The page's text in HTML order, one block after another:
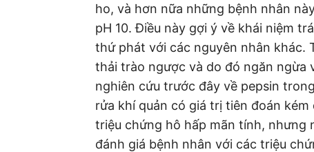
ho, và hơn nữa những bệnh nhân
pH 10. Điều này gợi ý về khái niệm
thứ phát với các nguyên nhân khác.
thải trào ngược và do đó ngăn ngừa
nghiên cứu trước đây về pepsin
rửa khí quản có giá trị tiên đoán
triệu chứng hô hấp mãn tính, nhưng
đánh giá bệnh nhân với các triệu